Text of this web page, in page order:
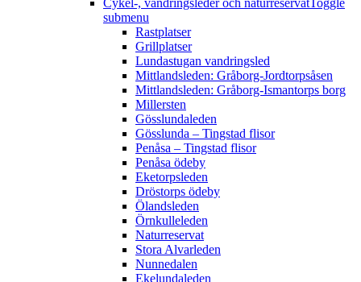
Cykel-, vandringsleder och naturreservat Toggle
submenu
Rastplatser
Grillplatser
Lundastugan vandringsled
Mittlandsleden: Gråborg-Jordtorpsåsen
Mittlandsleden: Gråborg-Ismantorps borg
Millersten
Gösslundaleden
Gösslunda – Tingstad flisor
Penåsa – Tingstad flisor
Penåsa ödeby
Eketorpsleden
Dröstorps ödeby
Ölandsleden
Örnkulleleden
Naturreservat
Stora Alvarleden
Nunnedalen
Ekelundaleden